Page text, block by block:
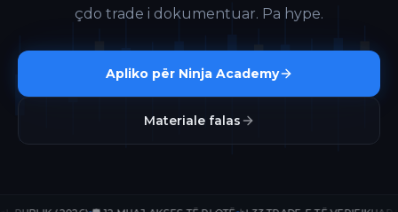
çdo trade i dokumentuar. Pa hype.
Apliko për Ninja Academy
Materiale falas